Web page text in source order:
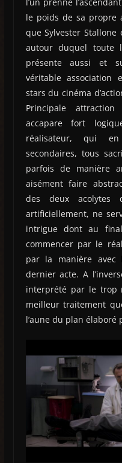
le poids de sa propre
que Sylvester
autour duquel toute
présente aussi et
véritable association
stars du cinéma
Principale
accapare fort
réalisateur, qui
secondaires, tous
parfois de manière
aisément faire
des deux acolytes
artificiellement, ne
intrigue dont au
commencer par le
par la manière avec
dernier acte. A
interprété par le trop
meilleur traitement
l’aune du plan élaboré